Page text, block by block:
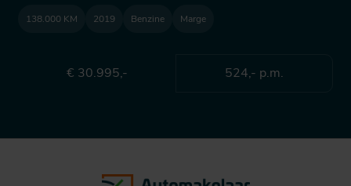
138.000 KM 2019 Benzine Marge
€ 30.995,- 524,- p.m.